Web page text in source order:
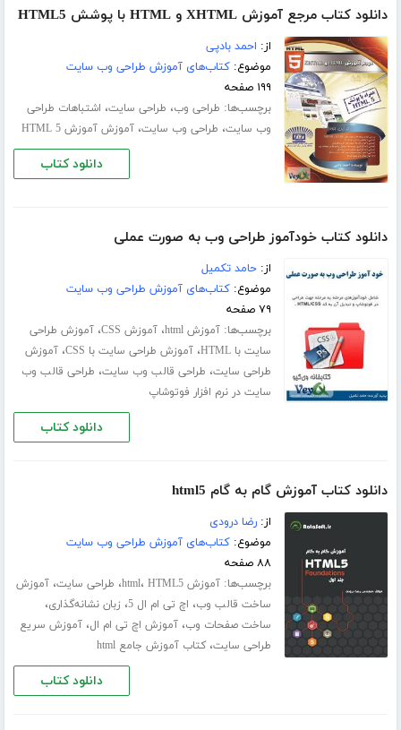
دانلود کتاب مرجع آموزش XHTML و HTML با پوشش HTML5
از: احمد بادپی
موضوع:کتاب‌های آموزش طراحی وب سایت
۱۹۹ صفحه
برچسب‌ها: طراحی وب، طراحی سایت، اشتباهات طراحی
وب سایت، طراحی وب سایت،آموزش آموزش HTML 5
دانلود کتاب
دانلود کتاب خودآموز طراحی وب به صورت عملی
از:حامد تکمیل
موضوع:کتاب‌های آموزش طراحی وب سایت
۷۹ صفحه
برچسب‌ها:آموزش html ،آموزش CSS ،آموزش طراحی
سایت با HTML
،آموزش طراحی سایت با CSS ،آموزش
طراحی سایت، طراحی قالب وب سایت، طراحی قالب وب
سایت در نرم افزار فوتوشاپ
دانلود کتاب
دانلود کتاب آموزش گام به گام html5
از:رضا درودی
موضوع:کتاب‌های آموزش طراحی وب سایت
۸۸ صفحه
برچسب‌ها:آموزش html ، HTML5 ، طراحی سایت،آموزش
ساخت قالب وب، اچ تی ام ال 5 ، زبان نشانه‌گذاری،
ساخت صفحات وب،آموزش اچ تی ام ال،آموزش سریع
طراحی سایت،کتاب آموزش جامع html
دانلود کتاب